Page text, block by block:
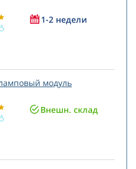
1-2 недели
модуль
Внешн. склад